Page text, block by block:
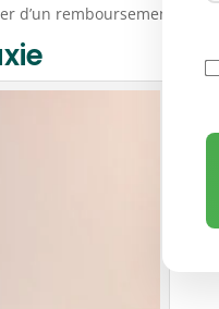
d’un remboursement.